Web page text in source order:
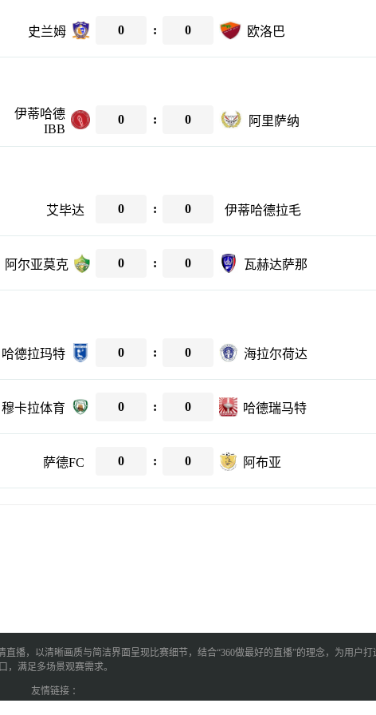
史兰姆 0 : 0 欧洛巴
伊蒂哈德
IBB
0 : 0 阿里萨纳
艾毕达 0 : 0 伊蒂哈德拉毛
阿尔亚莫克 0 : 0 瓦赫达萨那
哈德拉玛特 0 : 0 海拉尔荷达
穆卡拉体育 0 : 0 哈德瑞马特
萨德FC 0 : 0 阿布亚
播，以清晰画质与简洁界面呈现比赛细节，结合“360做最好的直播”的理念，为用户
口，满足多场景观赛需求。
友情链接 ：